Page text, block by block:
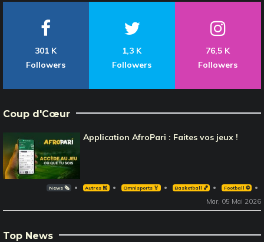
301 K
Followers
1,3 K
Followers
76,5 K
Followers
Coup d'Cœur
Application AfroPari : Faites vos jeux !
News 🗞️ Autres 🎽 Omnisports 🏅 Basketball 🏀 Football ⚽️
Mar, 05 Mai 2026
Top News